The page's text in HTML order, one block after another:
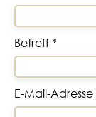
Betreff
E-Mail-Adresse